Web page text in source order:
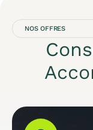
NOS OFFRES